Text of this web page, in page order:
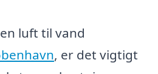
luft til vand
, er det vigtigt